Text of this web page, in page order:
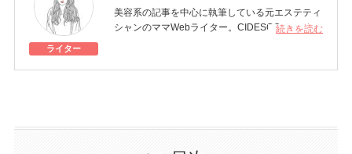
ライター
美容系の記事を中心に執筆している元エステティ
シャンのママWebライター。CIDESCO（シデス
医療の魅力を分かりやすく伝えていきます。
続きを読む